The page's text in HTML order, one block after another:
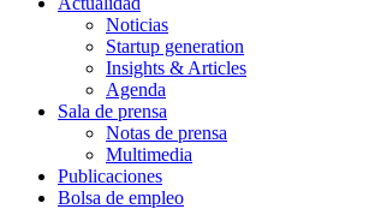
Noticias
Startup generation
Insights & Articles
Agenda
Sala de prensa
Notas de prensa
Multimedia
Publicaciones
Bolsa de empleo